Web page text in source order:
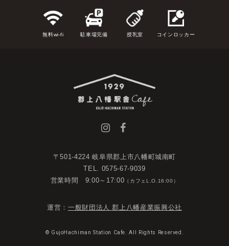
無料wi-fi 駐車場完備 授乳室 コインロッカー
〒501-4224 岐阜県郡上市八幡町城南町
TEL. 0575-67-9039
営業時間 9:00～17:00 （カフェL.O.16:00）
運営： 一般財団法人 郡上八幡産業振興公社
© GujoHachiman Station Cafe. All Rights Reserved.